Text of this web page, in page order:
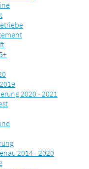
2020 - 2021
2014 - 2020